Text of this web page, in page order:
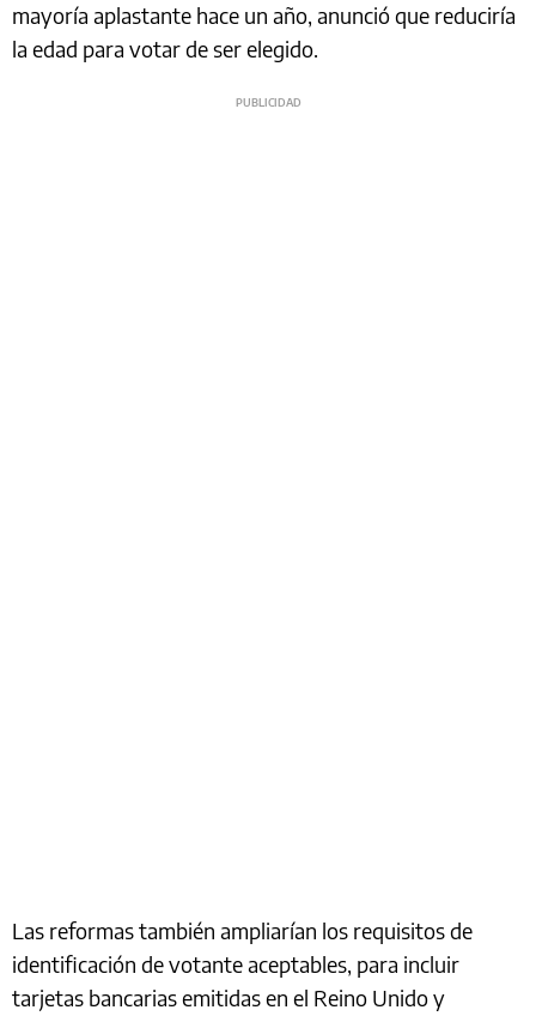
mayoría aplastante hace un año, anunció que reduciría
la edad para votar de ser elegido.
Las reformas también ampliarían los requisitos de
identificación de votante aceptables, para incluir
tarjetas bancarias emitidas en el Reino Unido y